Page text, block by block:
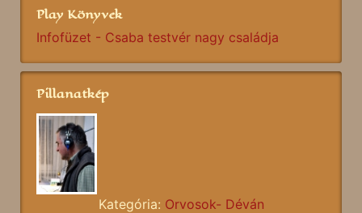
Play Könyvek
Infofüzet - Csaba testvér nagy családja
Pillanatkép
Kategória: Orvosok- Déván